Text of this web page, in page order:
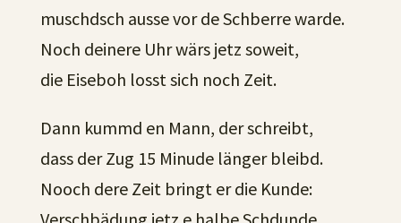
muschdsch ausse vor de Schberre warde.
Noch deinere Uhr wärs jetz soweit,
die Eiseboh losst sich noch Zeit.
Dann kummd en Mann, der schreibt,
dass der Zug 15 Minude länger bleibd.
Nooch dere Zeit bringt er die Kunde: